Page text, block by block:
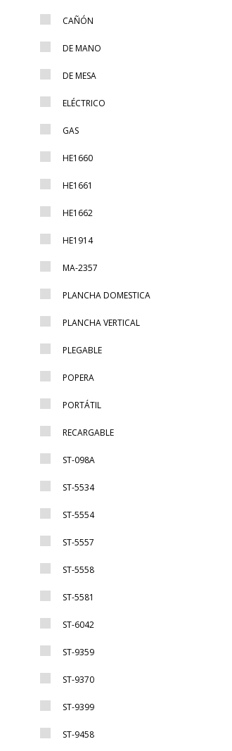
CAÑÓN
DE MANO
DE MESA
ELÉCTRICO
GAS
HE1660
HE1661
HE1662
HE1914
MA-2357
PLANCHA DOMESTICA
PLANCHA VERTICAL
PLEGABLE
POPERA
PORTÁTIL
RECARGABLE
ST-098A
ST-5534
ST-5554
ST-5557
ST-5558
ST-5581
ST-6042
ST-9359
ST-9370
ST-9399
ST-9458